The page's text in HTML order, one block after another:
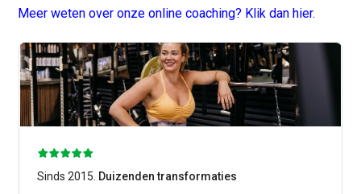
Meer weten over onze online coaching? Klik dan hier.
Sinds 2015. Duizenden transformaties